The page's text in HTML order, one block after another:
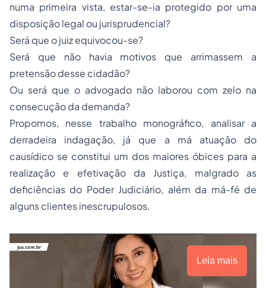
numa primeira vista, estar-se-ia protegido por uma
disposição legal ou jurisprudencial?
Será que o juiz equivocou-se?
Será que não havia motivos que arrimassem a
pretensão desse cidadão?
Ou será que o advogado não laborou com zelo na
consecução da demanda?
Propomos, nesse trabalho monográfico, analisar a
derradeira indagação, já que a má atuação do
causídico se constitui um dos maiores óbices para a
realização e efetivação da Justiça, malgrado as
deficiências do Poder Judiciário, além da má-fé de
alguns clientes inescrupulosos.
Leia mais